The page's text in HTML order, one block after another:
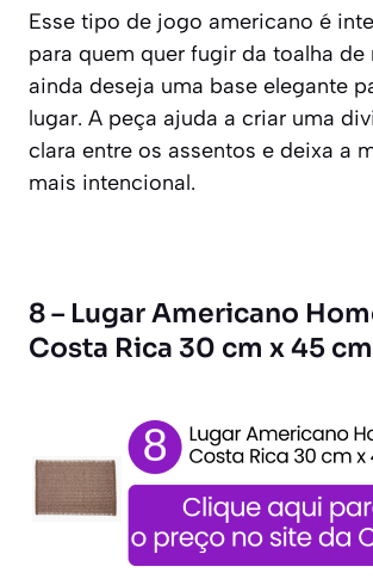
Esse tipo de jogo americano é
para quem quer fugir da toalha de
ainda deseja uma base elegante
lugar. A peça ajuda a criar uma
clara entre os assentos e deixa a
mais intencional.
8 – Lugar Americano
Costa Rica 30 cm x 45 cm